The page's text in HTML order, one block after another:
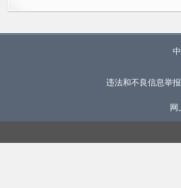
违法和不良信息举报